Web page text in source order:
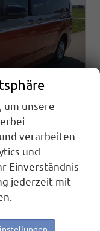
um unsere
verarbeiten
und
Einverständnis
jederzeit mit